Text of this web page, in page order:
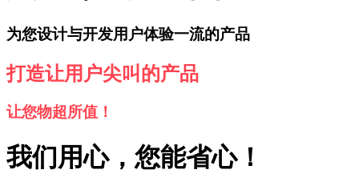
为您设计与开发用户体验一流的产品
打造让用户尖叫的产品
让您物超所值！
我们用心，您能省心！